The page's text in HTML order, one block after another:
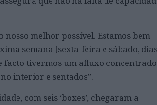
nosso melhor possível. Estamos bem
semana [sexta-feira e sábado,
facto tivermos um afluxo
interior e sentados”.
com seis ‘boxes’, chegaram a